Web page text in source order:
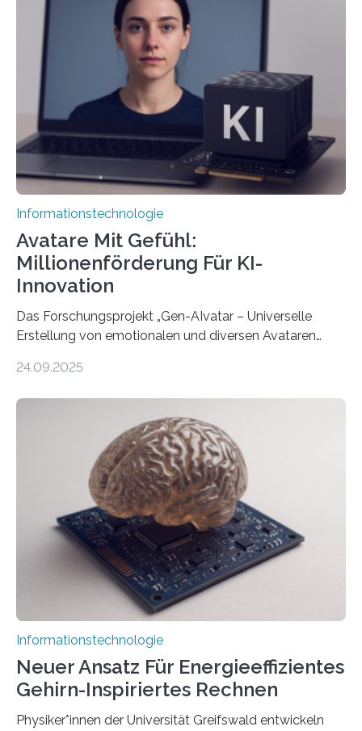
Informationstechnologie
Avatare Mit Gefühl:
Millionenförderung Für KI-
Innovation
Das Forschungsprojekt „Gen-AIvatar – Universelle
Erstellung von emotionalen und diversen Avataren
Förderung in Höhe von rund 2 Millionen Euro. Dabei
der Universität Bonn und der TH Köln gemeinsam mit
der MindPort GmbH eine neuartige, KI-gestützte
Lösung zur Erzeugung von Emotionen für realistische
Avatare. Gen-AIvatar entwickelt innovative und
kosteneffiziente Methoden, um lebensechte Avatare zu
erstellen. „Besonders wichtig ist uns eine ganzheitliche
Animation, bei der Stimme, Körperbewegung, Gestik
und Mimik im Einklang sind…
24.09.2025
Informationstechnologie
Neuer Ansatz Für Energieeffizientes
Gehirn-Inspiriertes Rechnen
Physiker*innen der Universität Greifswald entwickeln